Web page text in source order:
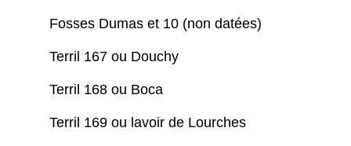
Fosses Dumas et 10 (non datées)
Terril 167 ou Douchy
Terril 168 ou Boca
Terril 169 ou lavoir de Lourches